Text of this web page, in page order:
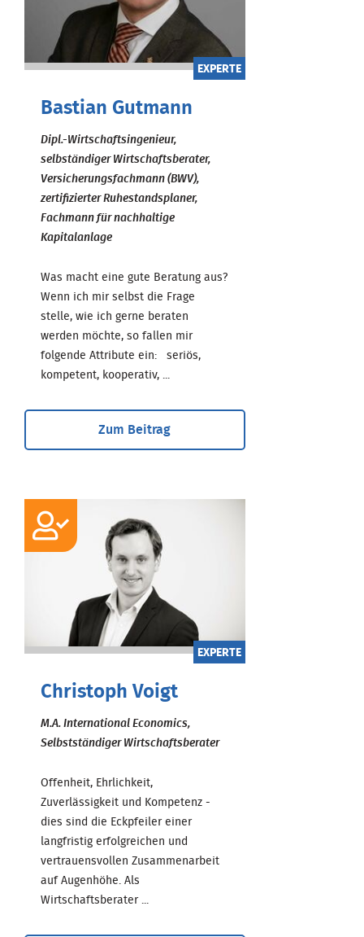
EXPERTE
Bastian Gutmann
Dipl.-Wirtschaftsingenieur,
selbständiger Wirtschaftsberater,
Versicherungsfachmann (BWV),
zertifizierter Ruhestandsplaner,
Fachmann für nachhaltige
Kapitalanlage
Was macht eine gute Beratung aus?
Wenn ich mir selbst die Frage
stelle, wie ich gerne beraten
werden möchte, so fallen mir
folgende Attribute ein: seriös,
kompetent, kooperativ, ...
Zum Beitrag
EXPERTE
Christoph Voigt
M.A. International Economics,
Selbstständiger Wirtschaftsberater
Offenheit, Ehrlichkeit,
Zuverlässigkeit und Kompetenz -
dies sind die Eckpfeiler einer
langfristig erfolgreichen und
vertrauensvollen Zusammenarbeit
auf Augenhöhe. Als
Wirtschaftsberater ...